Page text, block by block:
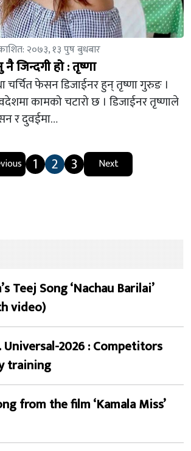
२०७३, १३ पुष बुधबार
जिन्दगी हो : तृष्णा
चर्चित फेसन डिजाईनर हुन् तृष्णा गुरुङ ।
कामको चटारो छ । डिजाईनर तृष्णाले
र दुवईमा…
1 2 3 Next
Teej Song ‘Nachau Barilai’
video)
Universal-2026 : Competitors
training
from the film ‘Kamala Miss’